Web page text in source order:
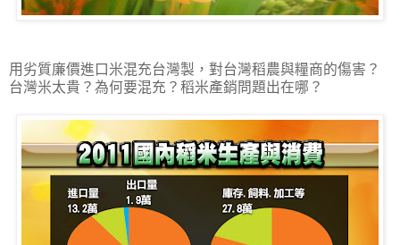
用劣質廉價進口米混充台灣製，對台灣稻農與糧商的傷害？
台灣米太貴？為何要混充？稻米產銷問題出在哪？